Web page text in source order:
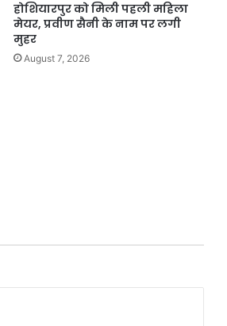
होशियारपुर को मिली पहली महिला
मेयर, प्रवीण सैनी के नाम पर लगी
मुहर
August 7, 2026